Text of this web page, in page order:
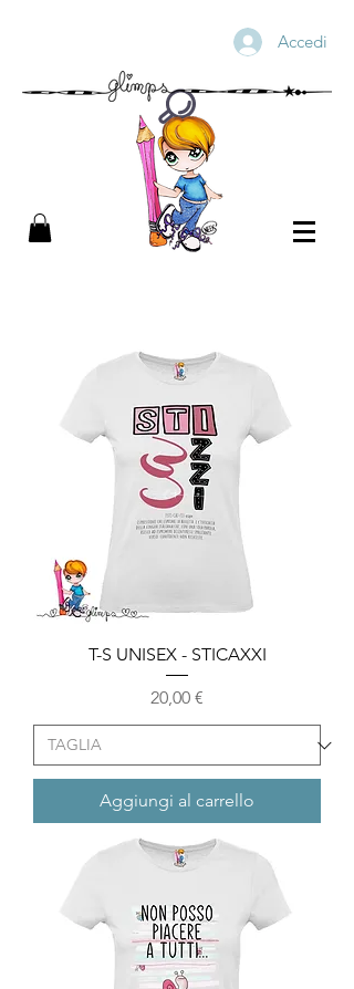
Accedi
T-S UNISEX - STICAXXI
Prezzo
20,00 €
Aggiungi al carrello